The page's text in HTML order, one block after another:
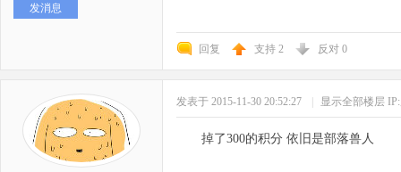
发消息
回复 支持 2 反对 0
发表于 2015-11-30 20:52:27 显示全部楼层
掉了300的积分 依旧是部落兽人